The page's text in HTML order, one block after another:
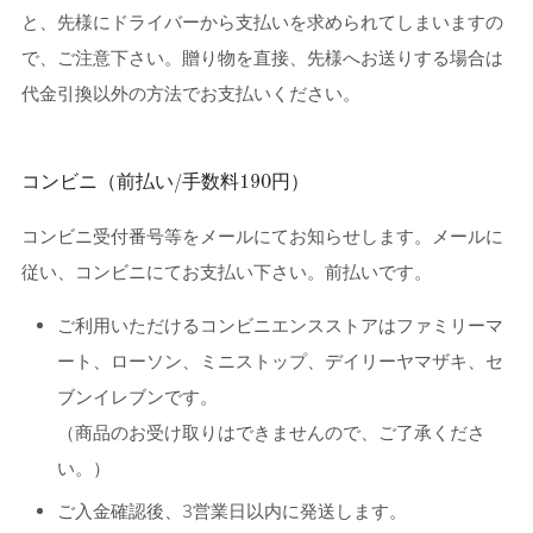
と、先様にドライバーから支払いを求められてしまいますの
で、ご注意下さい。贈り物を直接、先様へお送りする場合は
代金引換以外の方法でお支払いください。
コンビニ（前払い/手数料190円）
コンビニ受付番号等をメールにてお知らせします。メールに
従い、コンビニにてお支払い下さい。前払いです。
ご利用いただけるコンビニエンスストアはファミリーマ
ート、ローソン、ミニストップ、デイリーヤマザキ、セ
ブンイレブンです。
（商品のお受け取りはできませんので、ご了承くださ
い。）
ご入金確認後、 3営業日以内に発送します。